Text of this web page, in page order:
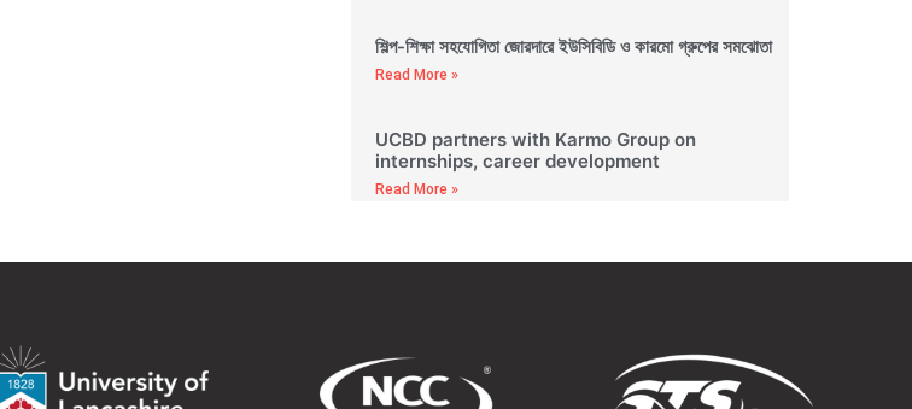
শিল্প-শিক্ষা সহযোগিতা জোরদারে ইউসিবিডি ও কারমো গ্রুপের সমঝোতা
Read More »
UCBD partners with Karmo Group on
internships, career development
Read More »